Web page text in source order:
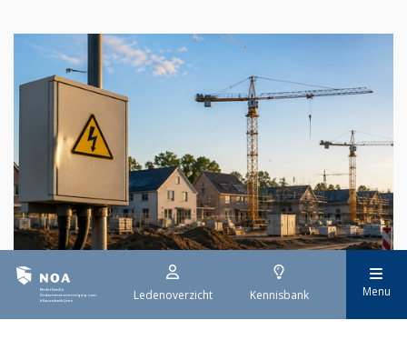
Ledenoverzicht Kennisbank Menu
29 juli 2026
Stroomaansluiting bouwprojecten